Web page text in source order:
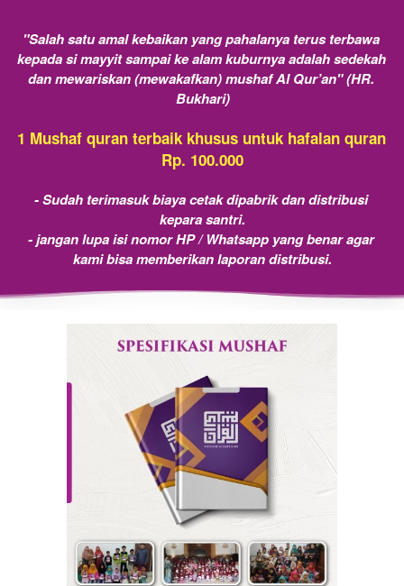
"Salah satu amal kebaikan yang pahalanya terus terbawa
kepada si mayyit sampai ke alam kuburnya adalah sedekah
dan mewariskan (mewakafkan) mushaf Al Qur’an" (HR.
Bukhari)
1 Mushaf quran terbaik khusus untuk hafalan quran
Rp. 100.000
- Sudah terimasuk biaya cetak dipabrik dan distribusi
kepara santri.
- jangan lupa isi nomor HP / Whatsapp yang benar agar
kami bisa memberikan laporan distribusi.